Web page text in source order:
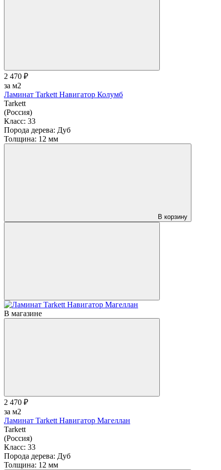
2 470 ₽
за м2
Ламинат Tarkett Навигатор Колумб
Tarkett
(Россия)
Класс: 33
Порода дерева: Дуб
Толщина: 12 мм
В корзину
В магазине
2 470 ₽
за м2
Ламинат Tarkett Навигатор Магеллан
Tarkett
(Россия)
Класс: 33
Порода дерева: Дуб
Толщина: 12 мм